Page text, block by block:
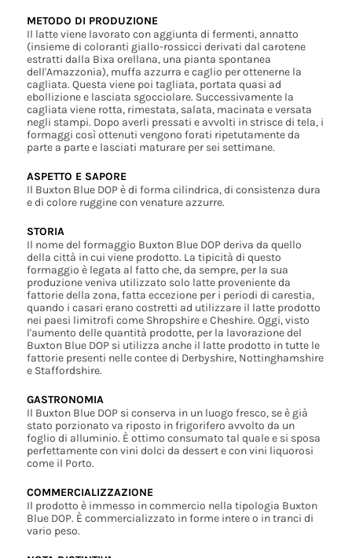
METODO DI PRODUZIONE
Il latte viene lavorato con aggiunta di fermenti, annatto
(insieme di coloranti giallo-rossicci derivati dal carotene
estratti dalla Bixa orellana, una pianta spontanea
dell'Amazzonia), muffa azzurra e caglio per ottenerne la
cagliata. Questa viene poi tagliata, portata quasi ad
ebollizione e lasciata sgocciolare. Successivamente la
cagliata viene rotta, rimestata, salata, macinata e versata
negli stampi. Dopo averli pressati e avvolti in strisce di tela, i
formaggi così ottenuti vengono forati ripetutamente da
parte a parte e lasciati maturare per sei settimane.
ASPETTO E SAPORE
Il Buxton Blue DOP è di forma cilindrica, di consistenza dura
e di colore ruggine con venature azzurre.
STORIA
Il nome del formaggio Buxton Blue DOP deriva da quello
della città in cui viene prodotto. La tipicità di questo
formaggio è legata al fatto che, da sempre, per la sua
produzione veniva utilizzato solo latte proveniente da
fattorie della zona, fatta eccezione per i periodi di carestia,
quando i casari erano costretti ad utilizzare il latte prodotto
nei paesi limitrofi come Shropshire e Cheshire. Oggi, visto
l'aumento delle quantità prodotte, per la lavorazione del
Buxton Blue DOP si utilizza anche il latte prodotto in tutte le
fattorie presenti nelle contee di Derbyshire, Nottinghamshire
e Staffordshire.
GASTRONOMIA
Il Buxton Blue DOP si conserva in un luogo fresco, se è già
stato porzionato va riposto in frigorifero avvolto da un
foglio di alluminio. È ottimo consumato tal quale e si sposa
perfettamente con vini dolci da dessert e con vini liquorosi
come il Porto.
COMMERCIALIZZAZIONE
Il prodotto è immesso in commercio nella tipologia Buxton
Blue DOP. È commercializzato in forme intere o in tranci di
vario peso.